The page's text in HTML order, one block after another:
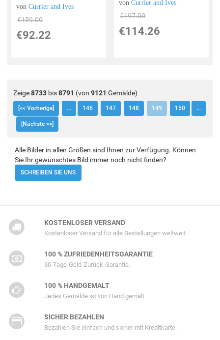
vonCurrier and Ives
€159.00
€92.22
vonCurrier and Ives
€197.00
€114.26
Zeige8733 bis8791 (von 9121 Gemälde)
[<< Vorherige] ... 146 147 148 149 150 ...
[Nächste >>]
Alle Bilder in allen Größen sind Ihnen zur Verfügung. Können
Sie Ihr gewünschtes Bild immer noch nicht finden?
SCHREIBEN SIE UNS
KOSTENLOSER VERSAND
Kostenloser Versand für alle Bestellungen weltweit.
100 % ZUFRIEDENHEITSGARANTIE
30-Tage-Geld-Zurück-Garantie.
100 % HANDGEMALT
Jedes Gemälde ist von Hand gemalt.
SICHER BEZAHLEN
Bezahlen Sie einfach und sicher mit Kreditkarte.